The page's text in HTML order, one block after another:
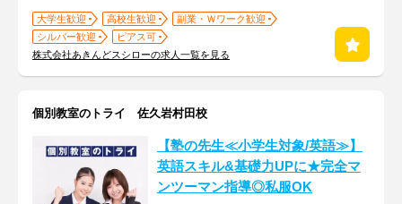
大学生歓迎 高校生歓迎
副業・Ｗワーク歓迎
シルバー歓迎
ピアス可
株式会社あきんどスシローの求人一覧を見る
個別教室のトライ 佐久岩村田校
【塾の先生≪小学生対象/英語≫】
英語スキル&基礎力UPに★完全マ
ンツーマン指導◎私服OK